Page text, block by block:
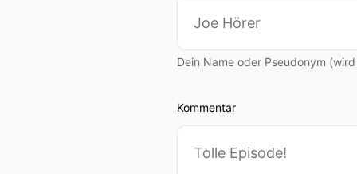
Dein Name oder Pseudonym
Kommentar